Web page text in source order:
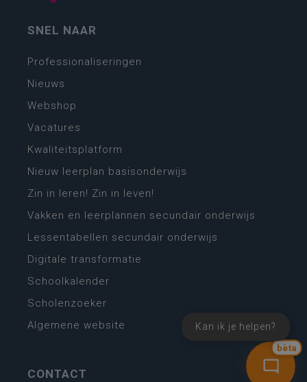
bèta
Kan ik je helpen?
SNEL NAAR
Professionaliseringen
Nieuws
Webshop
Vacatures
Kwaliteitsplatform
Nieuw leerplan basisonderwijs
Zin in leren! Zin in leven!
Vakken en leerplannen secundair onderwijs
Lessentabellen secundair onderwijs
Digitale transformatie
Schoolkalender
Scholenzoeker
Algemene website
CONTACT